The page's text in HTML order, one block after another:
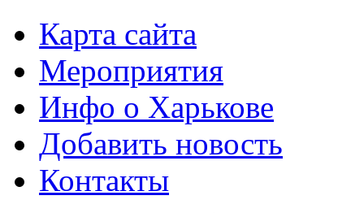
Карта сайта
Мероприятия
Инфо о Харькове
Добавить новость
Контакты